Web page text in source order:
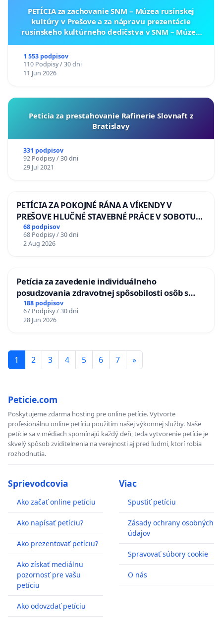
PETÍCIA za zachovanie SNM – Múzea rusínskej
kultúry v Prešove a za nápravu prezentácie
rusínskeho kultúrneho dedičstva v SNM – Múzeu
1 553 podpisov
110 Podpisy / 30 dni
11 Jun 2026
Peticia za prestahovanie Rafinerie Slovnaft z
Bratislavy
331 podpisov
92 Podpisy / 30 dni
29 Jul 2021
PETÍCIA ZA POKOJNÉ RÁNA A VÍKENDY V
PREŠOVE HLUČNÉ STAVEBNÉ PRÁCE V SOBOTU
LEN OD 9.00 DO 13.00 HOD., CEZ PRACOVNÝ
TÝŽDEŇ CIEĽ 8.00 – 18.00 HOD. A PRAVIDELNÁ
KONTROLA STAVBY C-AREA NA
68 podpisov
68 Podpisy / 30 dni
2 Aug 2026
Petícia za zavedenie individuálneho
posudzovania zdravotnej spôsobilosti osôb s
diabetom 1. a 2. typu pri prijímaní do
Policajného zboru SR
188 podpisov
67 Podpisy / 30 dni
28 Jun 2026
1 2 3 4 5 6 7 »
Peticie.com
Poskytujeme zdarma hosting pre online petície. Vytvorte
profesionálnu online petíciu použítím našej výkonnej služby. Naše
petície sa v médiach spomínajú každý deň, teda vytvorenie petície je
skvelý spôsob zviditelnenia na verejnosti aj pred ľudmi, ktorí robia
rozhodnutia.
Sprievodcovia
Ako začať online petíciu
Ako napísať petíciu?
Ako prezentovať petíciu?
Ako získať mediálnu
pozornosť pre vašu
petíciu
Ako odovzdať petíciu
Viac
Spustiť petíciu
Zásady ochrany osobných
údajov
Spravovať súbory cookie
O nás